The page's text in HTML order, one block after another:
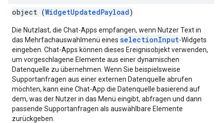
object (WidgetUpdatedPayload)
Die Nutzlast, die Chat-Apps empfangen, wenn Nutzer Text in
das Mehrfachauswahlmenü eines selectionInput-Widgets
eingeben. Chat-Apps können dieses Ereignisobjekt verwenden,
um vorgeschlagene Elemente aus einer dynamischen
Datenquelle zu übernehmen. Wenn Sie beispielsweise
Supportanfragen aus einer externen Datenquelle abrufen
möchten, kann eine Chat-App die Datenquelle basierend auf
dem, was der Nutzer in das Menü eingibt, abfragen und dann
passende Supportanfragen als auswählbare Elemente
zurückgeben.